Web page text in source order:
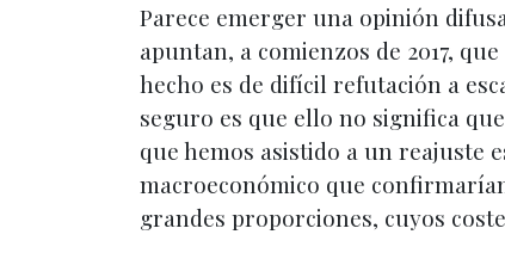
Parece emerger una opinión
apuntan, a comienzos de 2017,
hecho es de difícil refutación a
seguro es que ello no significa
que hemos asistido a un reajuste
macroeconómico que
grandes proporciones, cuyos